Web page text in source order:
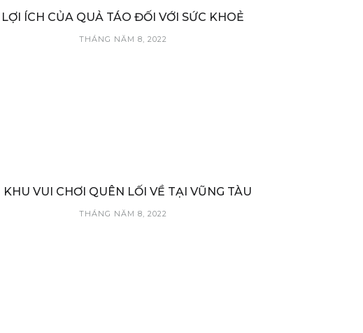
LỢI ÍCH CỦA QUẢ TÁO ĐỐI VỚI SỨC KHOẺ
THÁNG NĂM 8, 2022
KHU VUI CHƠI QUÊN LỐI VỀ TẠI VŨNG TÀU
THÁNG NĂM 8, 2022